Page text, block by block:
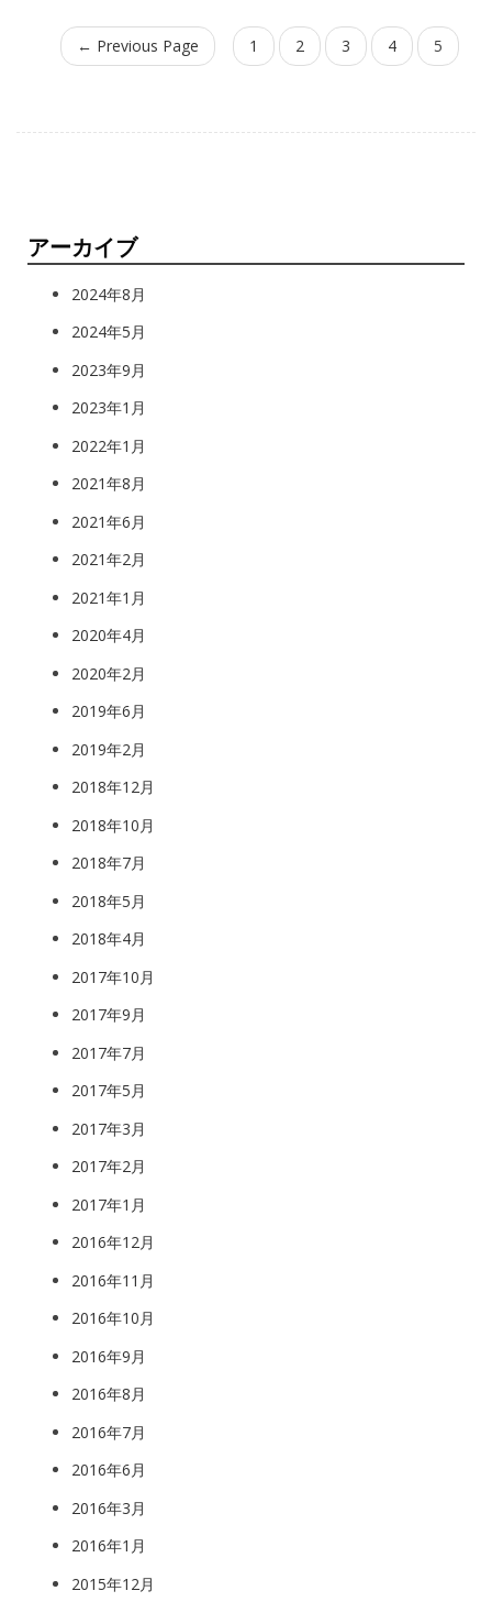
← Previous Page 1 2 3 4 5
アーカイブ
2024年8月
2024年5月
2023年9月
2023年1月
2022年1月
2021年8月
2021年6月
2021年2月
2021年1月
2020年4月
2020年2月
2019年6月
2019年2月
2018年12月
2018年10月
2018年7月
2018年5月
2018年4月
2017年10月
2017年9月
2017年7月
2017年5月
2017年3月
2017年2月
2017年1月
2016年12月
2016年11月
2016年10月
2016年9月
2016年8月
2016年7月
2016年6月
2016年3月
2016年1月
2015年12月